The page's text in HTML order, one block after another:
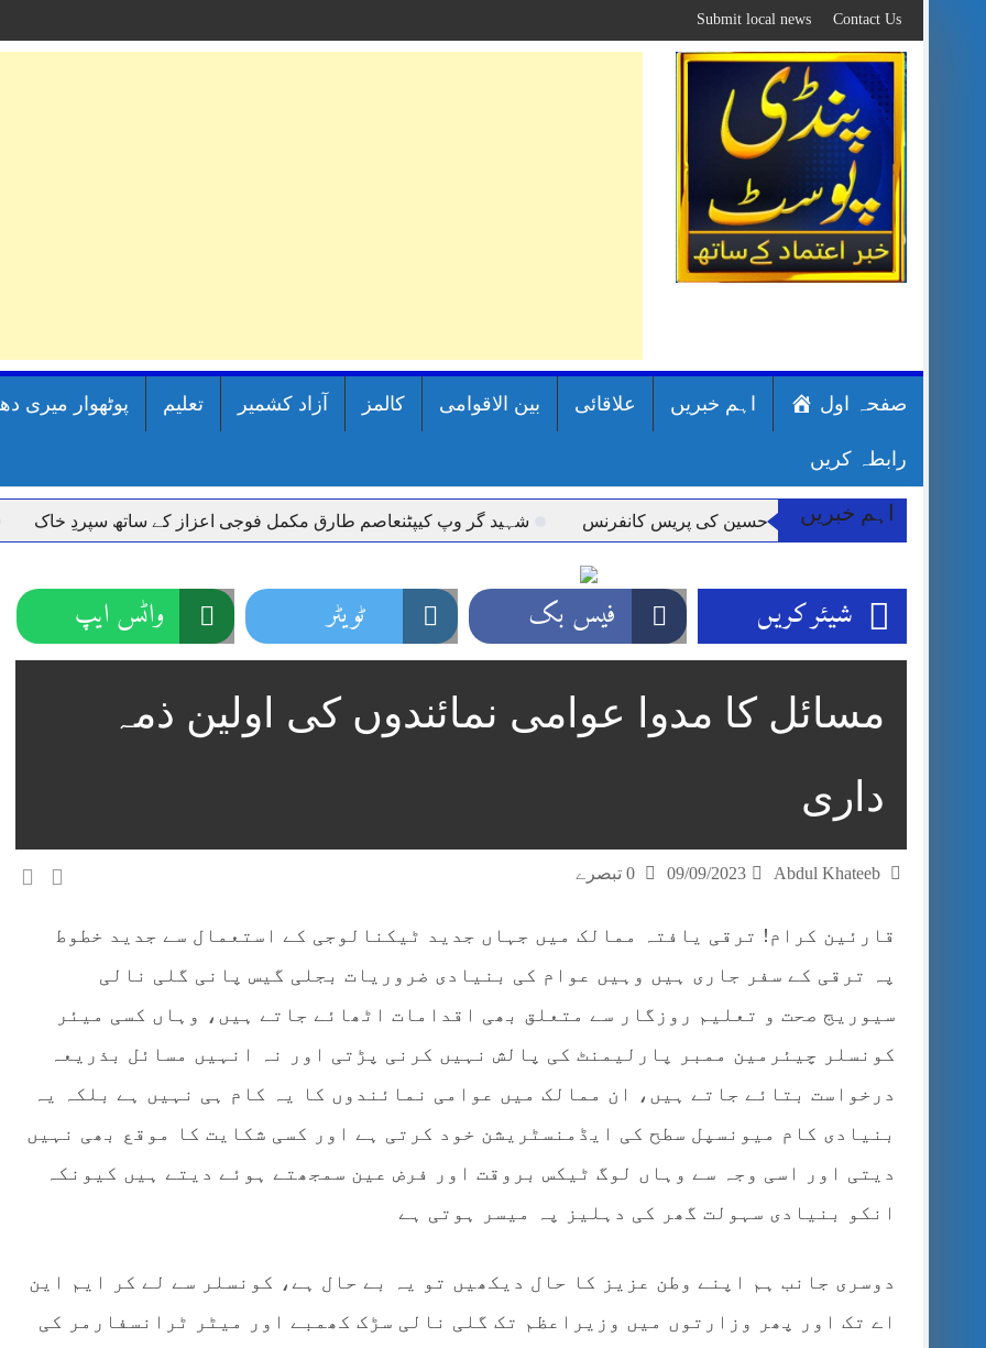
to
content
Contact Us
Submit local news
صفحہ اول اہم خبریں علاقائی بین الاقوامی کالمز آزاد کشمیر تعلیم پوٹھوار میری
رابطہ کریں
اہم خبریں
سیدہ زینب حسین کی پریس کانفرنس شہید گر وپ کیپٹنعاصم طارق مکمل فوجی اعزاز کے ساتھ سپردِ خاک وزیر
شیئر کریں فیس بک ٹویٹر واٹس ایپ
مسائل کا مدوا عوامی نمائندوں کی اولین ذمہ
داری
Abdul Khateeb
09/09/2023
قارئین کرام! ترقی یافتہ ممالک میں جہاں جدید ٹیکنالوجی کے استعمال سے جدید خطوط
پہ ترقی کے سفر جاری ہیں وہیں عوام کی بنیادی ضروریات بجلی گیس پانی گلی نالی
سیوریج صحت و تعلیم روزگار سے متعلق بھی اقدامات اٹھائے جاتے ہیں، وہاں کسی میئر
کونسلر چیئرمین ممبر پارلیمنٹ کی پالش نہیں کرنی پڑتی اور نہ انہیں مسائل بذریعہ
درخواست بتائے جاتے ہیں، ان ممالک میں عوامی نمائندوں کا یہ کام ہی نہیں ہے بلکہ یہ
بنیادی کام میونسپل سطح کی ایڈمنسٹریشن خود کرتی ہے اور کسی شکایت کا موقع بھی نہیں
دیتی اور اسی وجہ سے وہاں لوگ ٹیکس بروقت اور فرض عین سمجھتے ہوئے دیتے ہیں کیونکہ
انکو بنیادی سہولت گھر کی دہلیز پہ میسر ہوتی ہے
دوسری جانب ہم اپنے وطن عزیز کا حال دیکھیں تو یہ بے حال ہے، کونسلر سے لے کر ایم این
اے تک اور پھر وزارتوں میں وزیراعظم تک گلی نالی سڑک کھمبے اور میٹر ٹرانسفارمر کی